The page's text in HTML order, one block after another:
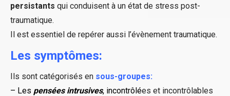
persistants qui conduisent à un état de stress post-
traumatique.
Il est essentiel de repérer aussi l’évènement traumatique.
Les symptômes:
Ils sont catégorisés en sous-groupes:
– Les pensées intrusives, incontrôlées et incontrôlables